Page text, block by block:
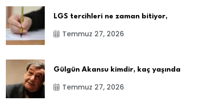
LGS tercihleri ne zaman bitiyor,
Temmuz 27, 2026
Gülgün Akansu kimdir, kaç yaşında
Temmuz 27, 2026